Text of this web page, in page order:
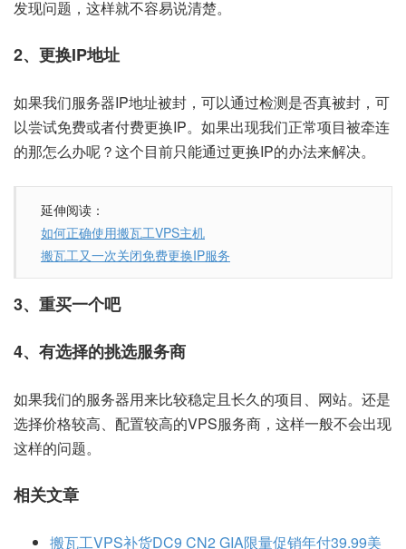
发现问题，这样就不容易说清楚。
2、更换IP地址
如果我们服务器IP地址被封，可以通过检测是否真被封，可
以尝试免费或者付费更换IP。如果出现我们正常项目被牵连
的那怎么办呢？这个目前只能通过更换IP的办法来解决。
延伸阅读：
如何正确使用搬瓦工VPS主机
搬瓦工又一次关闭免费更换IP服务
3、重买一个吧
4、有选择的挑选服务商
如果我们的服务器用来比较稳定且长久的项目、网站。还是
选择价格较高、配置较高的VPS服务商，这样一般不会出现
这样的问题。
相关文章
搬瓦工VPS补货DC9 CN2 GIA限量促销年付39.99美